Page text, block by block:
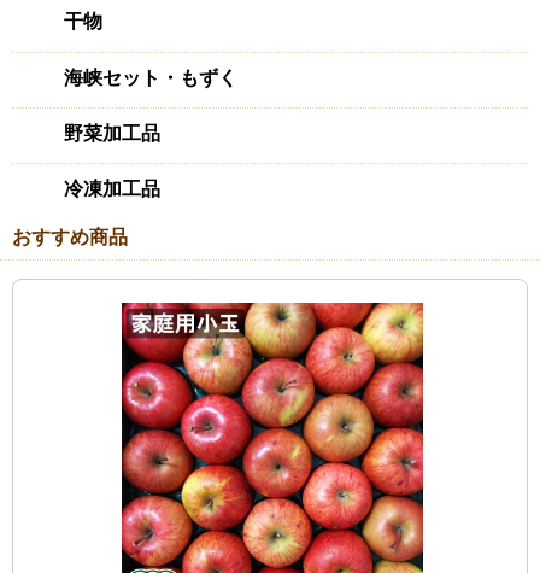
干物
海峡セット・もずく
野菜加工品
冷凍加工品
おすすめ商品